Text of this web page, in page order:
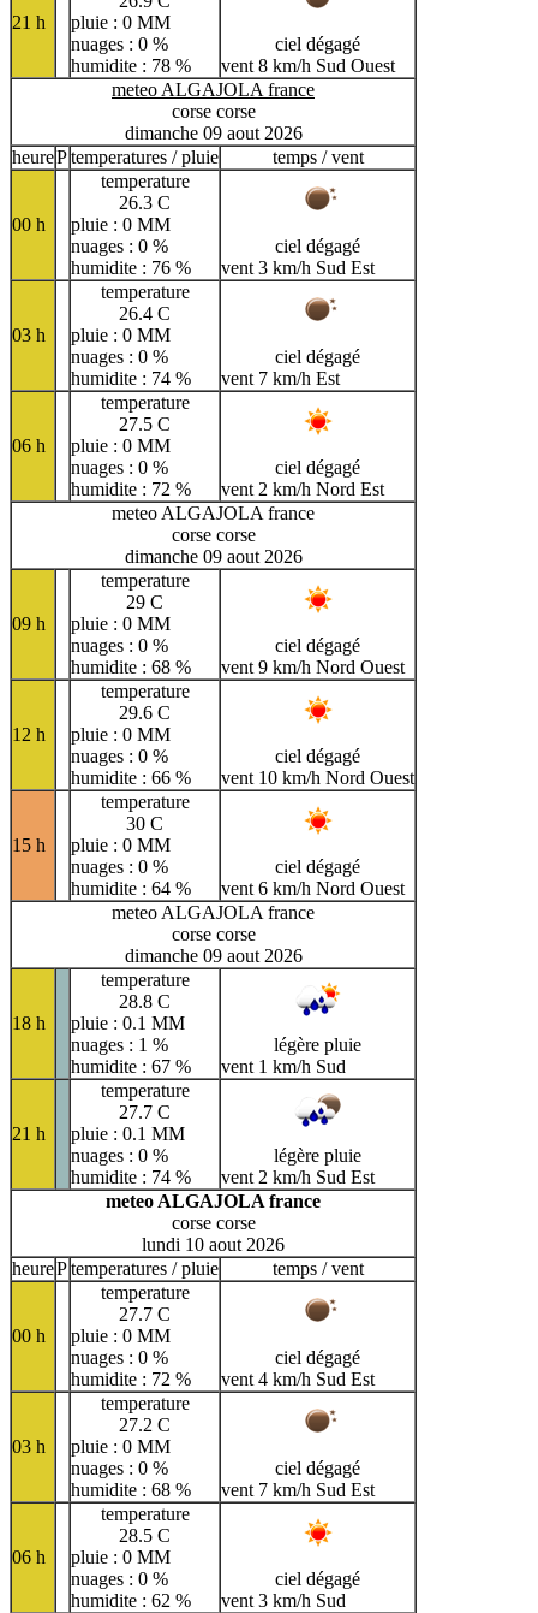
21 h
pluie : 0 MM
nuages : 0 %
humidite : 78 %
ciel dégagé
vent 8 km/h Sud Ouest
meteo ALGAJOLA france
corse corse
dimanche 09 aout 2026
heurePtemperatures / pluie temps / vent
00 h
temperature
26.3 C
pluie : 0 MM
nuages : 0 %
humidite : 76 %
ciel dégagé
vent 3 km/h Sud Est
03 h
temperature
26.4 C
pluie : 0 MM
nuages : 0 %
humidite : 74 %
ciel dégagé
vent 7 km/h Est
06 h
temperature
27.5 C
pluie : 0 MM
nuages : 0 %
humidite : 72 %
ciel dégagé
vent 2 km/h Nord Est
meteo ALGAJOLA france
corse corse
dimanche 09 aout 2026
09 h
temperature
29 C
pluie : 0 MM
nuages : 0 %
humidite : 68 %
ciel dégagé
vent 9 km/h Nord Ouest
12 h
temperature
29.6 C
pluie : 0 MM
nuages : 0 %
humidite : 66 %
ciel dégagé
vent 10 km/h Nord Ouest
15 h
temperature
30 C
pluie : 0 MM
nuages : 0 %
humidite : 64 %
ciel dégagé
vent 6 km/h Nord Ouest
meteo ALGAJOLA france
corse corse
dimanche 09 aout 2026
18 h
temperature
28.8 C
pluie : 0.1 MM
nuages : 1 %
humidite : 67 %
légère pluie
vent 1 km/h Sud
21 h
temperature
27.7 C
pluie : 0.1 MM
nuages : 0 %
humidite : 74 %
légère pluie
vent 2 km/h Sud Est
meteo ALGAJOLA france
corse corse
lundi 10 aout 2026
heurePtemperatures / pluie temps / vent
00 h
temperature
27.7 C
pluie : 0 MM
nuages : 0 %
humidite : 72 %
ciel dégagé
vent 4 km/h Sud Est
03 h
temperature
27.2 C
pluie : 0 MM
nuages : 0 %
humidite : 68 %
ciel dégagé
vent 7 km/h Sud Est
06 h
temperature
28.5 C
pluie : 0 MM
nuages : 0 %
humidite : 62 %
ciel dégagé
vent 3 km/h Sud